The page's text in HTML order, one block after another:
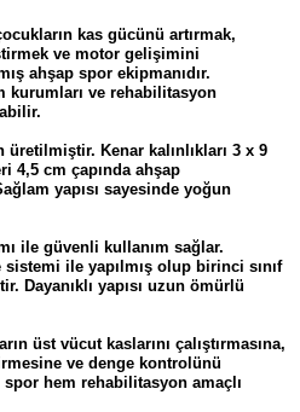
kas gücünü artırmak,
ve motor gelişimini
ahşap spor ekipmanıdır.
kurumları ve rehabilitasyon
üretilmiştir. Kenar kalınlıkları 3 x 9
4,5 cm çapında ahşap
yapısı sayesinde yoğun
ile güvenli kullanım sağlar.
ile yapılmış olup birinci sınıf
Dayanıklı yapısı uzun ömürlü
üst vücut kaslarını çalıştırmasına,
ve denge kontrolünü
spor hem rehabilitasyon amaçlı